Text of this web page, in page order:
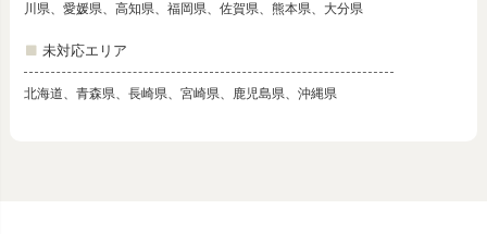
川県、愛媛県、高知県、福岡県、佐賀県、熊本県、大分県
未対応エリア
北海道、青森県、長崎県、宮崎県、鹿児島県、沖縄県